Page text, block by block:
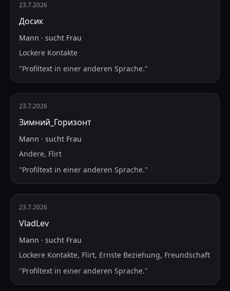
23.7.2026
Досик
Mann · sucht Frau
Lockere Kontakte
"Profiltext in einer anderen Sprache."
23.7.2026
Зимний_Горизонт
Mann · sucht Frau
Andere, Flirt
"Profiltext in einer anderen Sprache."
23.7.2026
VladLev
Mann · sucht Frau
Lockere Kontakte, Flirt, Ernste Beziehung, Freundschaft
"Profiltext in einer anderen Sprache."